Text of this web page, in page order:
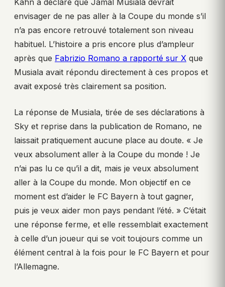
Kahn a déclaré que Jamal Musiala devrait
envisager de ne pas aller à la Coupe du monde s’il
n’a pas encore retrouvé totalement son niveau
habituel. L’histoire a pris encore plus d’ampleur
après que Fabrizio Romano a rapporté sur X que
Musiala avait répondu directement à ces propos et
avait exposé très clairement sa position.
La réponse de Musiala, tirée de ses déclarations à
Sky et reprise dans la publication de Romano, ne
laissait pratiquement aucune place au doute. « Je
veux absolument aller à la Coupe du monde ! Je
n’ai pas lu ce qu’il a dit, mais je veux absolument
aller à la Coupe du monde. Mon objectif en ce
moment est d’aider le FC Bayern à tout gagner,
puis je veux aider mon pays pendant l’été. » C’était
une réponse ferme, et elle ressemblait exactement
à celle d’un joueur qui se voit toujours comme un
élément central à la fois pour le FC Bayern et pour
l’Allemagne.